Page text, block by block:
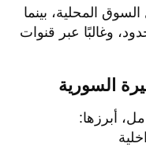
المحلية، بينما
وغالبًا عبر قنوات
السورية
أبرزها: